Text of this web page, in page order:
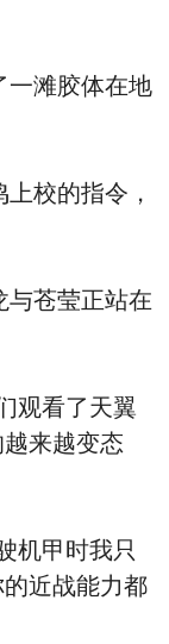
滩胶体在地
校的指令，
苍莹正站在
观看了天翼
来越变态
机甲时我只
近战能力都